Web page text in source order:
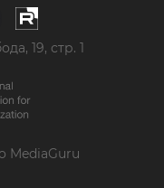
19, стр. 1
MediaGuru